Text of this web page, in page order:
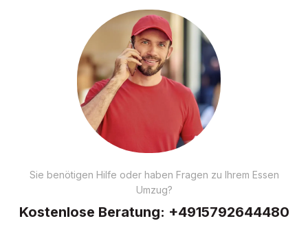
Sie benötigen Hilfe oder haben Fragen zu Ihrem Essen
Umzug?
Kostenlose Beratung: +4915792644480